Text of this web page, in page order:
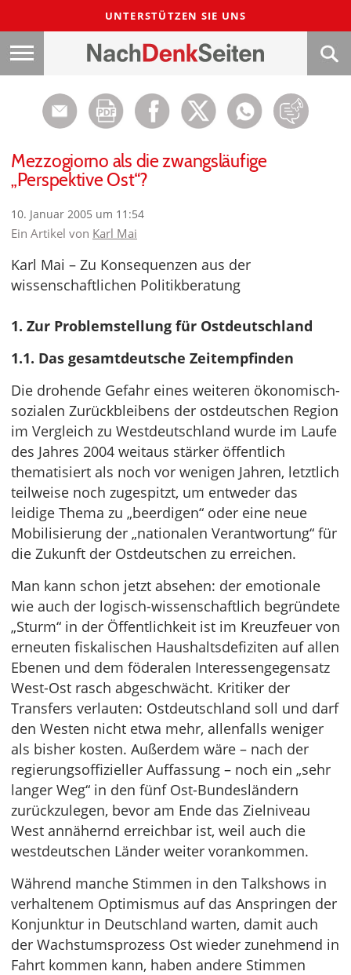
UNTERSTÜTZEN SIE UNS
Mezzogiorno als die zwangsläufige
„Perspektive Ost“?
10. Januar 2005 um 11:54
Ein Artikel von Karl Mai
Karl Mai – Zu Konsequenzen aus der
wissenschaftlichen Politikberatung
1. Zur Problemstellung für Ostdeutschland
1.1. Das gesamtdeutsche Zeitempfinden
Die drohende Gefahr eines weiteren ökonomisch-
sozialen Zurückbleibens der ostdeutschen Region
im Vergleich zu Westdeutschland wurde im Laufe
des Jahres 2004 weitaus stärker öffentlich
thematisiert als noch vor wenigen Jahren, letztlich
teilweise noch zugespitzt, um entweder das
leidige Thema zu „beerdigen“ oder eine neue
Mobilisierung der „nationalen Verantwortung“ für
die Zukunft der Ostdeutschen zu erreichen.
Man kann schon jetzt absehen: der emotionale
wie auch der logisch-wissenschaftlich begründete
„Sturm“ in der Öffentlichkeit ist im Kreuzfeuer von
erneuten fiskalischen Haushaltsdefiziten auf allen
Ebenen und dem föderalen Interessengegensatz
West-Ost rasch abgeschwächt. Kritiker der
Transfers verlauten: Ostdeutschland soll und darf
den Westen nicht etwa mehr, allenfalls weniger
als bisher kosten. Außerdem wäre – nach der
regierungsoffizieller Auffassung – noch ein „sehr
langer Weg“ in den fünf Ost-Bundesländern
zurückzulegen, bevor am Ende das Zielniveau
West annähernd erreichbar ist, weil auch die
westdeutschen Länder weiter vorankommen.
Während manche Stimmen in den Talkshows in
verhaltenem Optimismus auf das Anspringen der
Konjunktur in Deutschland warten, damit auch
der Wachstumsprozess Ost wieder zunehmend in
Fahrt kommen kann, haben andere Stimmen